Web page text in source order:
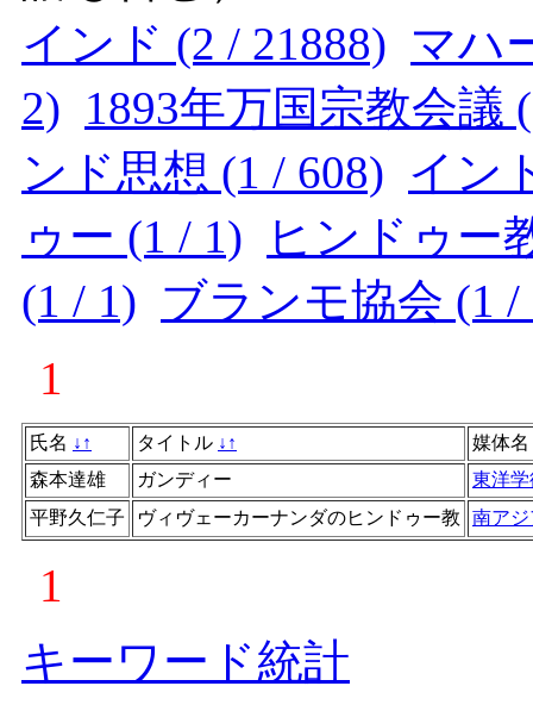
インド (2 / 21888) マハ
2) 1893年万国宗教会議
ンド思想 (1 / 608) イン
ゥー (1 / 1)
ヒンドゥー
(1 / 1) ブランモ協会 (1 /
1
氏名 ↓ ↑ タイトル ↓ ↑
媒体名
森本達雄
ガンディー
東洋
平野久仁子
ヴィヴェーカーナンダのヒンドゥー教 南ア
1
キーワード統計